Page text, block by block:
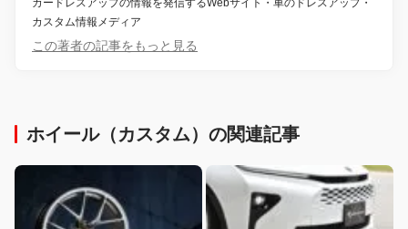
カードレスアップの情報を発信するWebサイト・車のドレスアップ・
カスタム情報メディア
この著者の記事をもっと見る
ホイール（カスタム）の関連記事